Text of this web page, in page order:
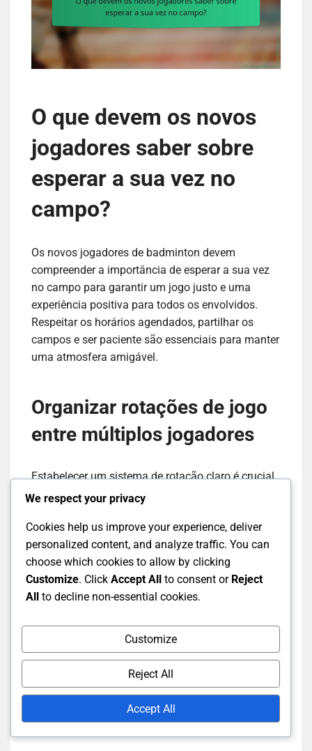
O que devem os novos
jogadores saber sobre
esperar a sua vez no
campo?
Os novos jogadores de badminton devem
compreender a importância de esperar a sua vez
no campo para garantir um jogo justo e uma
experiência positiva para todos os envolvidos.
Respeitar os horários agendados, partilhar os
campos e ser paciente são essenciais para manter
uma atmosfera amigável.
Organizar rotações de jogo
entre múltiplos jogadores
Estabelecer um sistema de rotação claro é crucial
quando múltiplos jogadores estão à espera de
limites de tempo para cada jogo, normalmente
entre 10 a 15 minutos, permitindo que todos
tenham uma chance de jogar. Isso ajuda a
prevenir longas esperas e mantém o jogo a fluir
suavemente.
Comunicar-se com outros jogadores sobre a
rotação é vital. Pode usar sinais simples ou dicas
verbais para indicar quando um jogo está a
terminar e os próximos jogadores devem preparar-
se para entrar no campo. Isso promove um
ambiente cooperativo e minimiza confusões.
We respect your privacy
Cookies help us improve your experience, deliver
personalized content, and analyze traffic. You can
choose which cookies to allow by clicking
Customize. Click Accept All to consent or Reject
All to decline non-essential cookies.
Customize
Reject All
Accept All